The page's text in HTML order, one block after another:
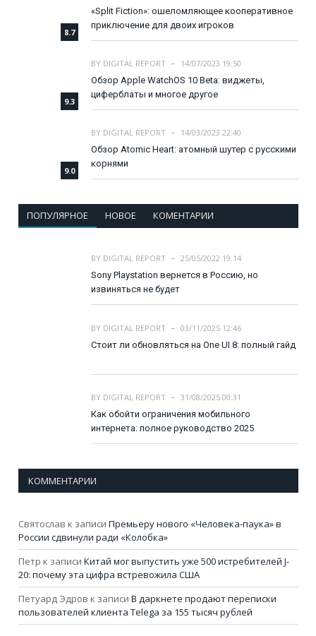
8.7
«Split Fiction»: ошеломляющее кооперативное
приключение для двоих игроков
9.3
BY DIGITAL REPORT
14/07/2023 19:50
Обзор Apple WatchOS 10 Beta: виджеты,
циферблаты и многое другое
9.0
BY DIGITAL REPORT
14/03/2023 22:40
Обзор Atomic Heart: атомный шутер с русскими
корнями
ПОПУЛЯРНОЕ НОВОЕ КОМЕНТАРИИ
BY DIGITAL REPORT
25/05/2022 19:14
Sony Playstation вернется в Россию, но
извиняться не будет
BY DIGITAL REPORT
03/11/2025 12:46
Стоит ли обновляться на One UI 8: полный гайд
BY DIGITAL REPORT
31/08/2025 00:31
Как обойти ограничения мобильного
интернета: полное руководство 2025
КОММЕНТАРИИ
Святослав к записи Премьеру нового «Человека-паука» в
России сдвинули ради «Колобка»
Петр к записи Китай мог выпустить уже 500 истребителей J-
20: почему эта цифра встревожила США
Петуард Эдров к записи В даркнете продают переписки
пользователей клиента Telega за 155 тысяч рублей